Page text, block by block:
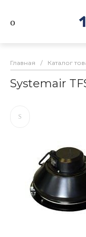
Главная / Каталог
Systemair